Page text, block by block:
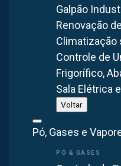
Galpão
Renovação
Climatização
Controle de
Frigorífico,
Sala Elétrica
Voltar
Pó, Gases e
Coleta de pó em
polimento de metais
Despoeiramento em
Captação de partículas
Filtragem de pó em
embalagem